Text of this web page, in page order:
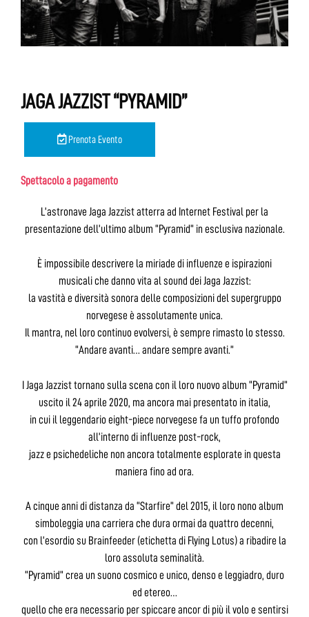
JAGA JAZZIST “PYRAMID”
Prenota Evento
Spettacolo a pagamento
L’astronave Jaga Jazzist atterra ad Internet Festival per la
presentazione dell’ultimo album “Pyramid” in esclusiva nazionale.
È impossibile descrivere la miriade di influenze e ispirazioni
musicali che danno vita al sound dei Jaga Jazzist:
la vastità e diversità sonora delle composizioni del supergruppo
norvegese è assolutamente unica.
Il mantra, nel loro continuo evolversi, è sempre rimasto lo stesso.
“Andare avanti… andare sempre avanti.”
I Jaga Jazzist tornano sulla scena con il loro nuovo album “Pyramid”
uscito il 24 aprile 2020, ma ancora mai presentato in italia,
in cui il leggendario eight-piece norvegese fa un tuffo profondo
all’interno di influenze post-rock,
jazz e psichedeliche non ancora totalmente esplorate in questa
maniera fino ad ora.
A cinque anni di distanza da “Starfire” del 2015, il loro nono album
simboleggia una carriera che dura ormai da quattro decenni,
con l’esordio su Brainfeeder (etichetta di Flying Lotus) a ribadire la
loro assoluta seminalità.
“Pyramid” crea un suono cosmico e unico, denso e leggiadro, duro
ed etereo…
quello che era necessario per spiccare ancor di più il volo e sentirsi